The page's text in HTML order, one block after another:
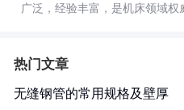
广泛，经验丰富，是机床领域权
热门文章
无缝钢管的常用规格及壁厚